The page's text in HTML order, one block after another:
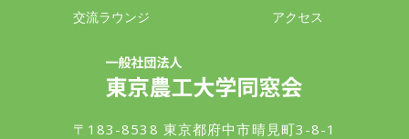
交流ラウンジ
アクセス
〒183-8538 東京都府中市晴見町3-8-1